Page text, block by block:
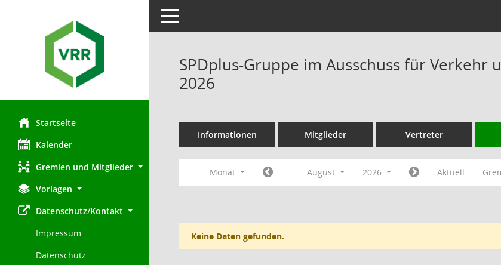
Startseite
Kalender
Gremien und Mitglieder
Vorlagen
Datenschutz/Kontakt
Impressum
Datenschutz
Toggle navigation
SPDplus-Gruppe im Ausschuss für Verkehr
2026
Informationen Mitglieder Vertreter
Monat August 2026 Aktuell
Keine Daten gefunden.